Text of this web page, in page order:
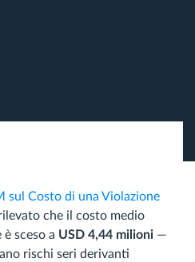
sul Costo di una Violazione
che il costo medio
sceso a USD 4,44 milioni —
rischi seri derivanti